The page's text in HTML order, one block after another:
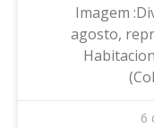
Imagem
agosto,
6